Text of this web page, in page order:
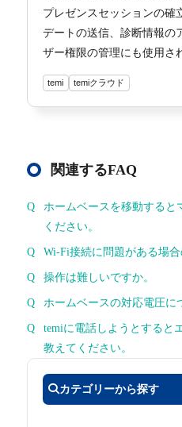
プレゼンスセッションの確
デートの送信、診断情報の
ザー権限の管理にも使用さ
temi temiクラウド
関連するFAQ
ホームベースを移動すると
ください。
Wi-Fi接続に問題がある場
操作は難しいですか。
ホームベースの対応電圧に
temiに電話しようとすると
教えてください。
カテゴリーから探す